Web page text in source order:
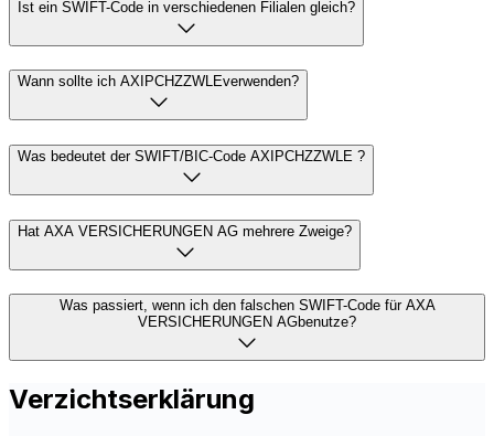
Ist ein SWIFT-Code in verschiedenen Filialen gleich?
Wann sollte ich AXIPCHZZWLEverwenden?
Was bedeutet der SWIFT/BIC-Code AXIPCHZZWLE ?
Hat AXA VERSICHERUNGEN AG mehrere Zweige?
Was passiert, wenn ich den falschen SWIFT-Code für AXA
VERSICHERUNGEN AGbenutze?
Verzichtserklärung